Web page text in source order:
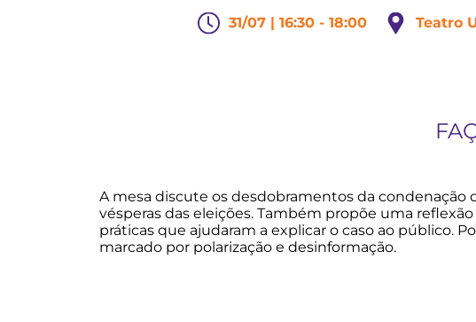
31/07 | 16:30 - 18:00 Teatro
A mesa discute os desdobramentos da condenação
vésperas das eleições. Também propõe uma
práticas que ajudaram a explicar o caso ao público.
marcado por polarização e desinformação.